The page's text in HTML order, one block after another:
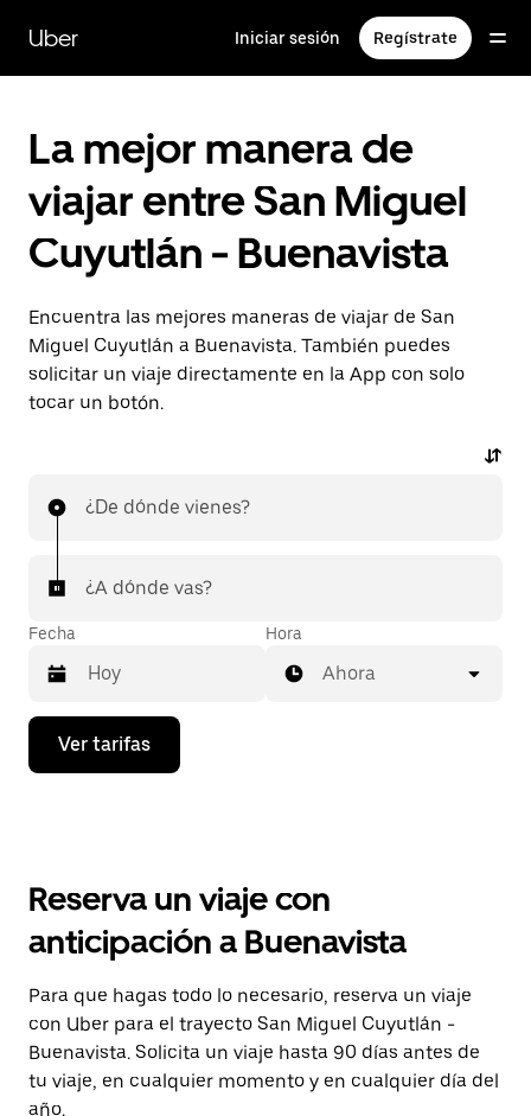
contenido
principal
Uber Iniciar sesión Regístrate
La mejor manera de
viajar entre San Miguel
Cuyutlán - Buenavista
Encuentra las mejores maneras de viajar de San
Miguel Cuyutlán a Buenavista. También puedes
solicitar un viaje directamente en la App con solo
tocar un botón.
¿De dónde vienes?
¿A dónde vas?
Fecha
Presiona
flecha
el
y
selecciona
una
fecha.
Presiona
la
tecla Esc
para
Hora
Ahora
Ver tarifas
Reserva un viaje con
anticipación a Buenavista
Para que hagas todo lo necesario, reserva un viaje
con Uber para el trayecto San Miguel Cuyutlán -
Buenavista. Solicita un viaje hasta 90 días antes de
tu viaje, en cualquier momento y en cualquier día del
año.